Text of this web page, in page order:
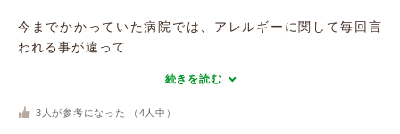
今までかかっていた病院では、アレルギーに関して毎回言
われる事が違って...
続きを読む
3 人が参考になった （ 4 人中）